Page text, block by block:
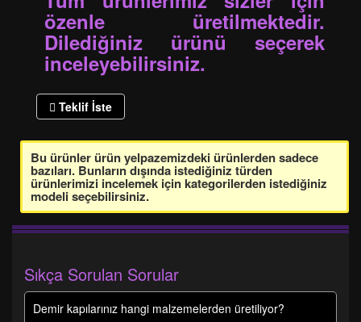
özenle üretilmektedir.
Dilediğiniz ürünü seçerek
inceleyebilirsiniz.
Teklif İste
Bu ürünler ürün yelpazemizdeki ürünlerden sadece
bazıları. Bunların dışında istediğiniz türden
ürünlerimizi incelemek için kategorilerden istediğiniz
modeli seçebilirsiniz.
Sıkça Sorulan Sorular
Demir kapılarınız hangi malzemelerden üretiliyor?